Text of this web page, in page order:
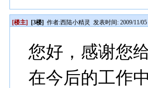
[楼主] [3楼] 作者:西陆小精灵 发表时间: 2009/11/05
您好，感谢您
在今后的工作